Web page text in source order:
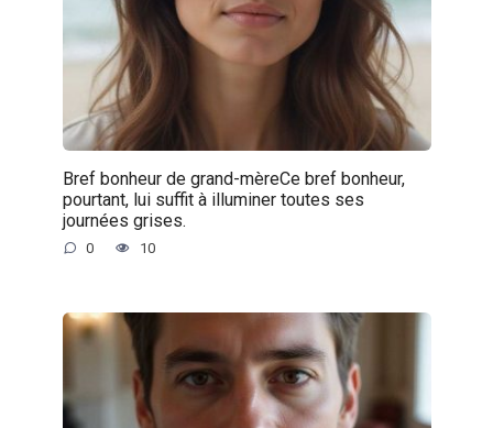
Bref bonheur de grand-mèreCe bref bonheur,
pourtant, lui suffit à illuminer toutes ses
journées grises.
0 10